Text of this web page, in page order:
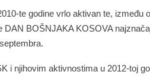
te godine vrlo aktivan te, između
DAN BOŠNJAKA KOSOVA
i njihovim aktivnostima u 2012-toj